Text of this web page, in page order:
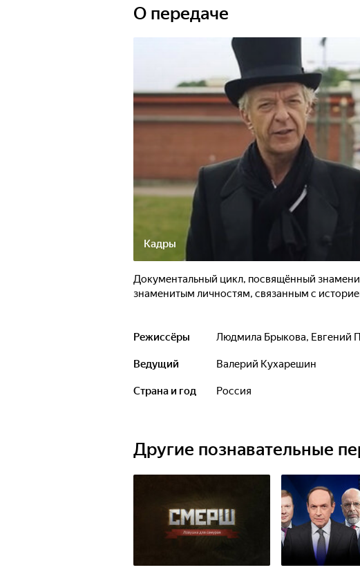
О передаче
Кадры
Документальный цикл, посвящённый
знаменитым личностям, связанным с
Режиссёры Людмила Брыкова, Евгений
Ведущий Валерий Кухарешин
Страна и год Россия
Другие познавательные